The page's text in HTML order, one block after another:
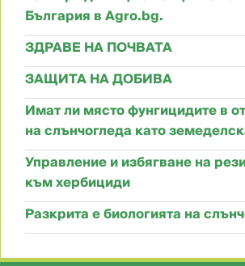
България в Agro.bg.
ЗДРАВЕ НА ПОЧВАТА
ЗАЩИТА НА ДОБИВА
Имат ли място фунгицидите в
на слънчогледа като
Управление и избягване на
към хербициди
Разкрита е биологията на